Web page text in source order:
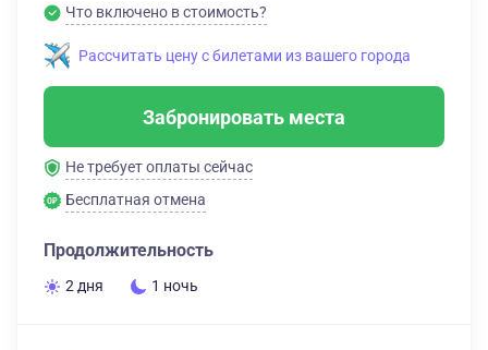
Что включено в стоимость?
Рассчитать цену с билетами из вашего города
Забронировать места
Не требует оплаты сейчас
Бесплатная отмена
Продолжительность
2 дня 1 ночь